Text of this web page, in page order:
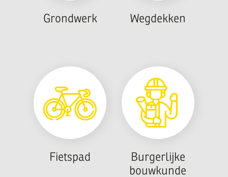
Grondwerk Wegdekken
Fietspad
Burgerlijke
bouwkunde